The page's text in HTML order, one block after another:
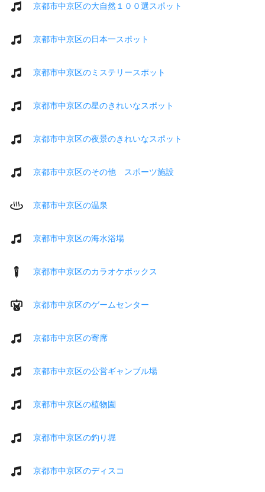
京都市中京区の大自然１００選スポット
京都市中京区の日本一スポット
京都市中京区のミステリースポット
京都市中京区の星のきれいなスポット
京都市中京区の夜景のきれいなスポット
京都市中京区のその他 スポーツ施設
京都市中京区の温泉
京都市中京区の海水浴場
京都市中京区のカラオケボックス
京都市中京区のゲームセンター
京都市中京区の寄席
京都市中京区の公営ギャンブル場
京都市中京区の植物園
京都市中京区の釣り堀
京都市中京区のディスコ